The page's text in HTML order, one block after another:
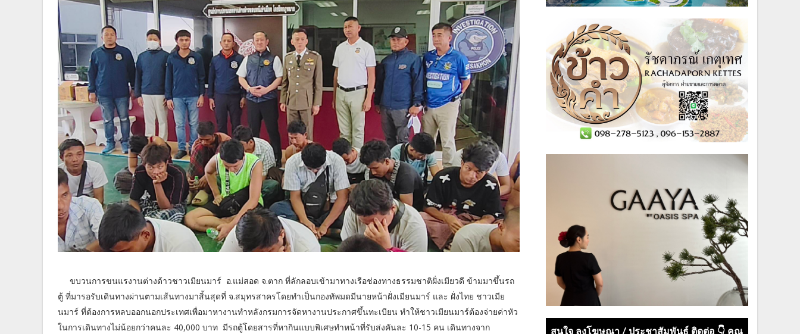
ขบวนการขนแรงานต่างด้าวชาวเมียนมาร์ อ.แม่สอด จ.ตาก ที่ลักลอบเข้ามาทางเรือช่องทางธรรมชาติฝั่งเมียวดี ข้ามมาขึ้นรถ
ตู้ ที่มารอรับเดินทางผ่านตามเส้นทางมาสิ้นสุดที่ จ.สมุทรสาครโดยทำเป็นกองทัพมดมีนายหน้าฝั่งเมียนมาร์ และ ฝั่งไทย ชาวเมีย
นมาร์ ที่ต้องการหลบออกนอกประเทศเพื่อมาหางานทำหลังกรมการจัดหางานประกาศขึ้นทะเบียน ทำให้ชาวเมียนมาร์ต้องจ่ายค่าหัว
ในการเดินทางไม่น้อยกว่าคนละ 40,000 บาท มีรถตู้โดยสารที่หากินแบบพิเศษทำหน้าที่รับส่งคันละ 10-15 คน เดินทางจาก
สนใจ ลงโฆษณา / ประชาสัมพันธ์ ติดต่อ 👇 คุณ